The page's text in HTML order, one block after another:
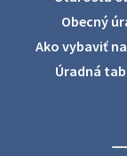
sa v našej
úradu budú od
železný odpad
27. júla 2026
Zájazd do
Základná
Obecný
Ako vybaviť
Úradná